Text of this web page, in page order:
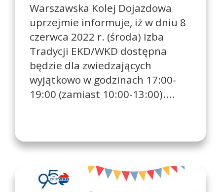
Warszawska Kolej Dojazdowa
uprzejmie informuje, iż w dniu 8
czerwca 2022 r. (środa) Izba
Tradycji EKD/WKD dostępna
będzie dla zwiedzających
wyjątkowo w godzinach 17:00-
19:00 (zamiast 10:00-13:00)....